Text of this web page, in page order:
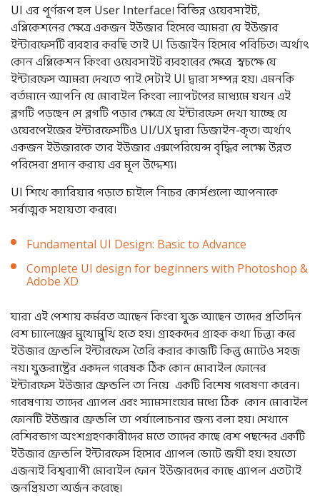
UI এর পূর্ণরূপ হল User Interface। বিভিন্ন ওয়েবসাইট,
এপ্লিকেশনের ক্ষেত্রে একজন ইউজার হিসেবে আমরা যে ইউজার
ইন্টারফেসটি ব্যবহার করছি তাই UI ডিজাইন হিসেবে পরিচিত। অর্থাৎ
কোন এপ্লিকেশন কিংবা ওয়েবসাইট ব্যবহারের ক্ষেত্রে স্বচক্ষে যে
ইন্টারফেস আমরা দেখতে পাই সেটাই UI দ্বারা সম্পন্ন হয়। এমনকি
বর্তমানে আপনি যে মোবাইল কিংবা ল্যাপটপের মাধ্যমে যখন এই
ব্লগটি পড়ছেন সে ব্লগটি পড়ার ক্ষেত্রে যে ইন্টারফেস দেখা যাচ্ছে যে
ওয়েবপেইজের ইন্টারফেসটিও UI/UX দ্বারা ডিজাইন-কৃত। অর্থাৎ
একজন ইউজারকে তার ইউজার এক্সপেরিয়েন্স বৃদ্ধির লক্ষ্যে উন্নত
পরিসেবা প্রদান করায় এর মূল উদ্দেশ্য।
UI শিখে ক্যারিয়ার গড়তে চাইলে নিচের কোর্সগুলো আপনাকে
সর্বাত্মক সহায়তা করবে।
Fundamental UI Design: Basic to Advance
Complete UI design for beginners with Photoshop &
Adobe XD
যারা এই পেশায় কর্মরত আছেন কিংবা যুক্ত আছেন তাদের প্রতিদিন
বেশ চ্যালেঞ্জের মুখোমুখি হতে হয়। গ্রাহকদের গ্রাহক কথা চিন্তা করে
ইউজার ফ্রেন্ডলি ইন্টারফেস তৈরি করার কাজটি কিন্তু মোটেও সহজ
নয়। যুক্তরাষ্ট্রের একদল গবেষক ঠিক কোন মোবাইল ফোনের
ইন্টারফেস ইউজার ফ্রেন্ডলি তা নিয়ে একটি বিশেষ গবেষণা করেন।
গবেষণায় তাদের এ্যাপল এবং স্যামসাংয়ের মধ্যে ঠিক কোন মোবাইল
ফোনটি ইউজার ফ্রেন্ডলি তা পর্যালোচনার জন্য বলা হয়। সেখানে
বেশিরভাগ অংশগ্রহণকারীদের মতে তাদের কাছে বেশ পছন্দের একটি
ইউজার ফ্রেন্ডলি ইন্টারফেস হিসেবে এ্যাপল ভোটে জয়ী হয়। হয়তো
এজন্যই বিশ্বব্যাপী মোবাইল ফোন ইউজারদের কাছে এ্যাপল এতটাই
জনপ্রিয়তা অর্জন করেছে।